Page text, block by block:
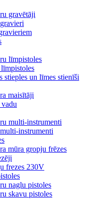
gravētāji
līmpistoles
stieples un līmes stienīši
maisītāji
multi-instrumenti
instrumenti
mūra gropju frēzes
frezes 230V
naglu pistoles
skavu pistoles